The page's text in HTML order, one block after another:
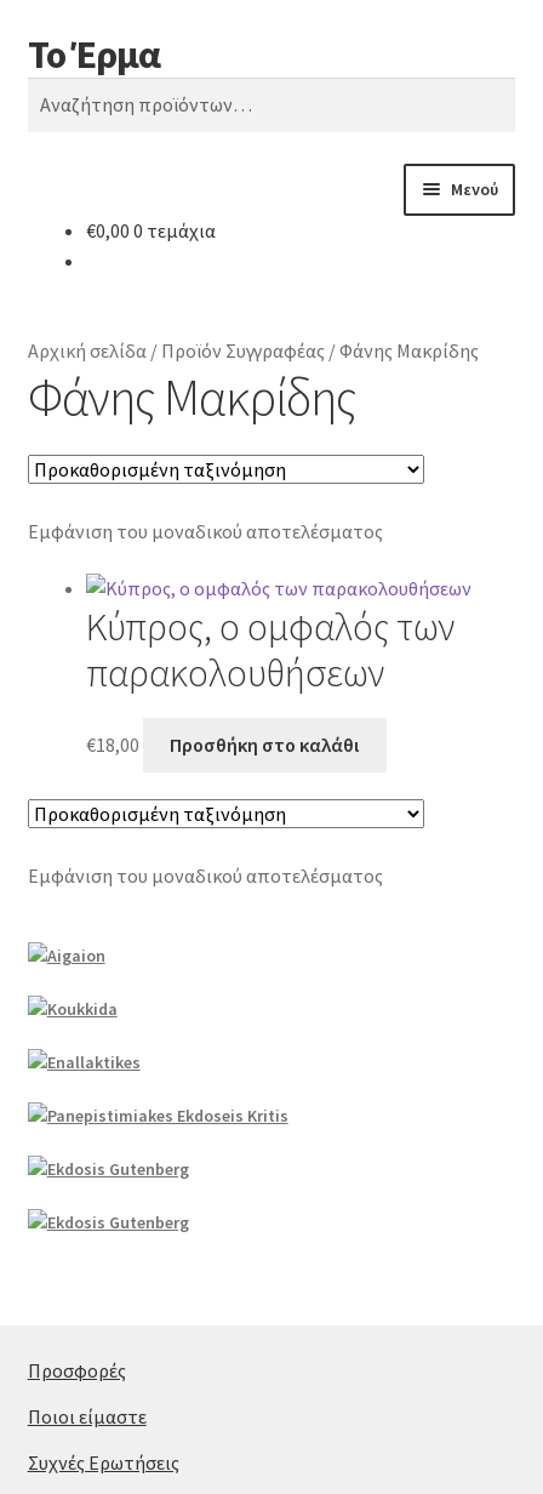
Απευθείας
μετάβαση
στην
Μετάβαση
σε
περιεχόμενο
Το Έρμα
Αναζήτηση
Αναζήτηση
Μενού
Κατηγορίες Βιβλίων
€0,00 0 τεμάχια
Αρχική σελίδα/ Προϊόν Συγγραφέας /Φάνης Μακρίδης
Φάνης Μακρίδης
Εμφάνιση του μοναδικού αποτελέσματος
Κύπρος, ο ομφαλός των
παρακολουθήσεων
€18,00 Προσθήκη στο καλάθι
Εμφάνιση του μοναδικού αποτελέσματος
Προσφορές
Ποιοι είμαστε
Συχνές Ερωτήσεις